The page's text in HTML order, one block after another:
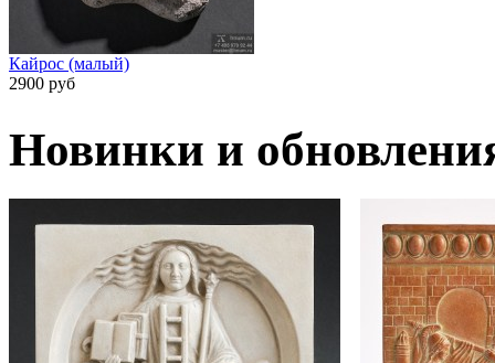
Кайрос (малый)
2900 руб
Новинки и